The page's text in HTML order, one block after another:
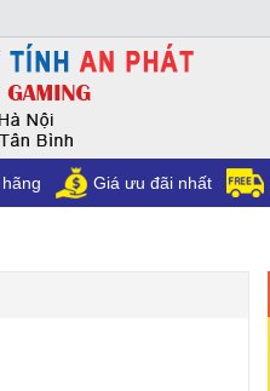
Giá ưu đãi nhất